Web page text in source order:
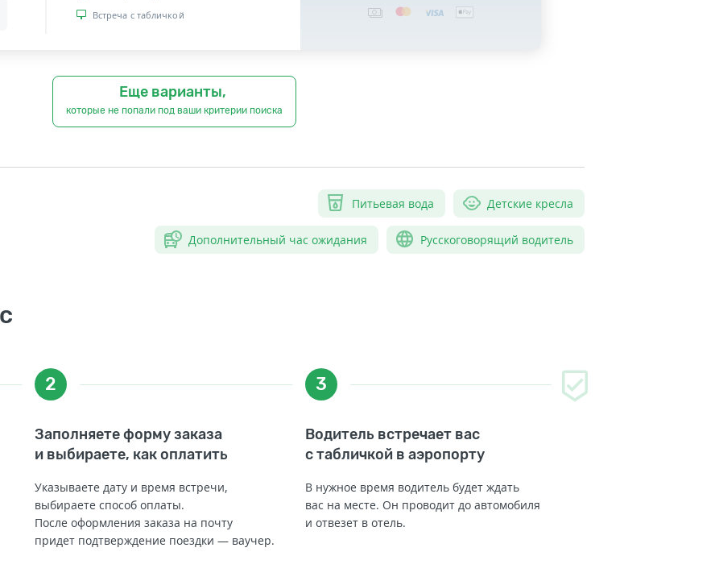
Встреча с табличкой
Еще варианты,
которые не попали под ваши критерии поиска
Питьевая вода Детские кресла
Дополнительный час ожидания Русскоговорящий водитель
2
Заполняете форму заказа
и выбираете, как оплатить
Указываете дату и время встречи,
выбираете способ оплаты.
После оформления заказа на почту
придет подтверждение поездки — ваучер.
3
Водитель встречает вас
с табличкой в аэропорту
В нужное время водитель будет ждать
вас на месте. Он проводит до автомобиля
и отвезет в отель.